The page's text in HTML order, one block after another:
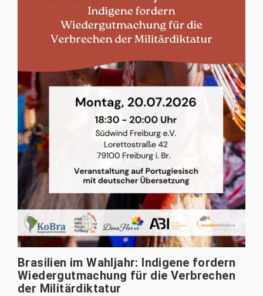
Brasilien im Wahljahr: Indigene fordern
Wiedergutmachung für die Verbrechen
der Militärdiktatur